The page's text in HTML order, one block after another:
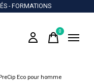
- FORMATIONS
0items
Eco pour homme